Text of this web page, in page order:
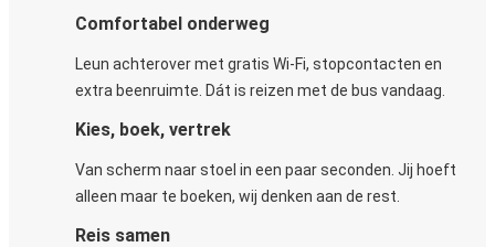
Comfortabel onderweg
Leun achterover met gratis Wi-Fi, stopcontacten en
extra beenruimte. Dát is reizen met de bus vandaag.
Kies, boek, vertrek
Van scherm naar stoel in een paar seconden. Jij hoeft
alleen maar te boeken, wij denken aan de rest.
Reis samen